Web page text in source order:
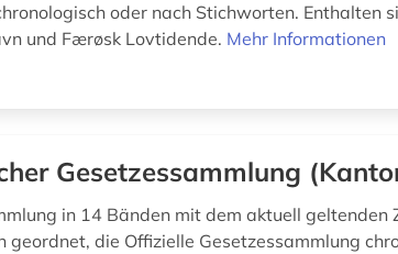
oder nach Stichworten. Enthalten
und Færøsk Lovtidende. Mehr Informationen
Gesetzessammlung
in 14 Bänden mit dem aktuell geltenden
geordnet, die Offizielle Gesetzessammlung